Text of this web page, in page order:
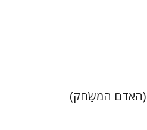
(האדם המשַׂחק)